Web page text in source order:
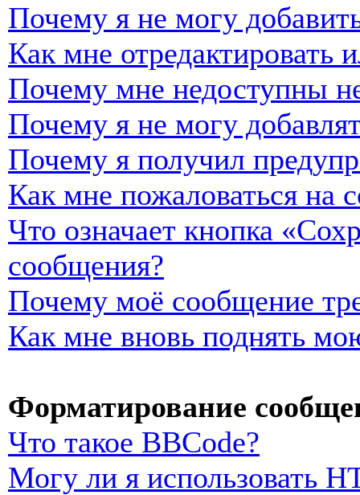
Почему я не могу
Как мне отредактировать
Почему мне недоступны
Почему я не могу
Почему я получил
Как мне пожаловаться на
Что означает кнопка
сообщения?
Почему моё сообщение
Как мне вновь поднять
Форматирование
Что такое BBCode?
Могу ли я использовать